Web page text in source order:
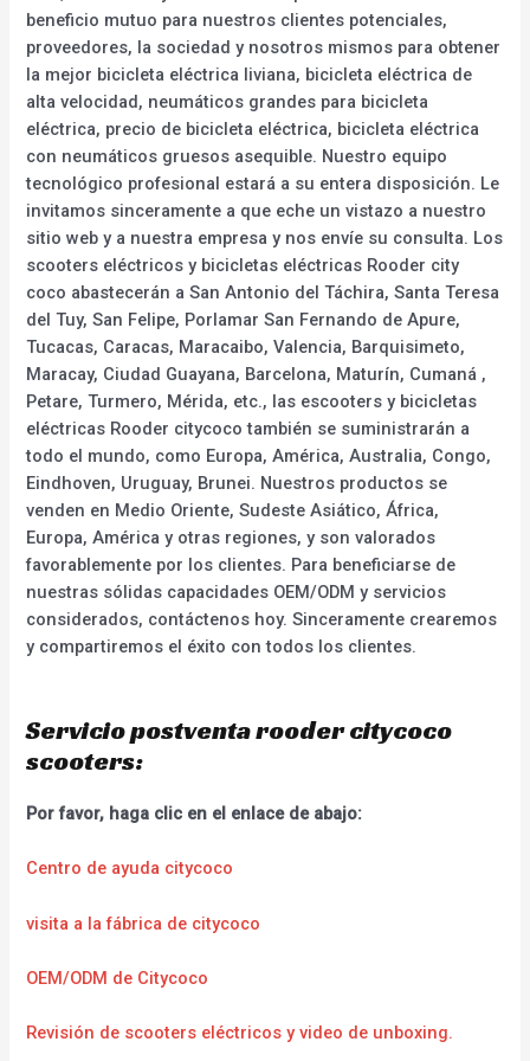
beneficio mutuo para nuestros clientes potenciales,
proveedores, la sociedad y nosotros mismos para obtener
la mejor bicicleta eléctrica liviana, bicicleta eléctrica de
alta velocidad, neumáticos grandes para bicicleta
eléctrica, precio de bicicleta eléctrica, bicicleta eléctrica
con neumáticos gruesos asequible. Nuestro equipo
tecnológico profesional estará a su entera disposición. Le
invitamos sinceramente a que eche un vistazo a nuestro
sitio web y a nuestra empresa y nos envíe su consulta. Los
scooters eléctricos y bicicletas eléctricas Rooder city
coco abastecerán a San Antonio del Táchira, Santa Teresa
del Tuy, San Felipe, Porlamar San Fernando de Apure,
Tucacas, Caracas, Maracaibo, Valencia, Barquisimeto,
Maracay, Ciudad Guayana, Barcelona, Maturín, Cumaná ,
Petare, Turmero, Mérida, etc., las escooters y bicicletas
eléctricas Rooder citycoco también se suministrarán a
todo el mundo, como Europa, América, Australia, Congo,
Eindhoven, Uruguay, Brunei. Nuestros productos se
venden en Medio Oriente, Sudeste Asiático, África,
Europa, América y otras regiones, y son valorados
favorablemente por los clientes. Para beneficiarse de
nuestras sólidas capacidades OEM/ODM y servicios
considerados, contáctenos hoy. Sinceramente crearemos
y compartiremos el éxito con todos los clientes.
Servicio postventa rooder citycoco
scooters:
Por favor, haga clic en el enlace de abajo:
Centro de ayuda citycoco
visita a la fábrica de citycoco
OEM/ODM de Citycoco
Revisión de scooters eléctricos y video de unboxing.